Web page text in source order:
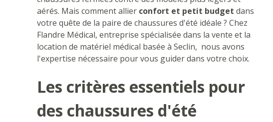
aérés. Mais comment allier confort et petit budget dans
votre quête de la paire de chaussures d'été idéale ? Chez
Flandre Médical, entreprise spécialisée dans la vente et la
location de matériel médical basée à Seclin, nous avons
l'expertise nécessaire pour vous guider dans votre choix.
Les critères essentiels pour
des chaussures d'été